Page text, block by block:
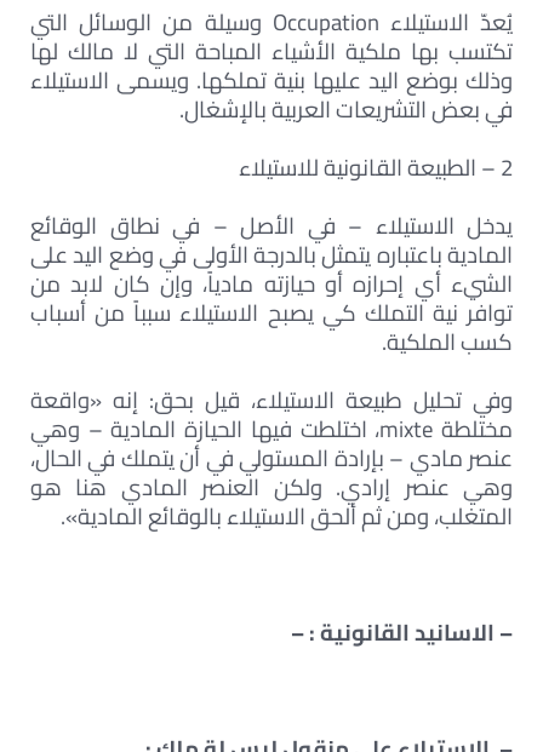
يُعدّ الاستيلاء Occupation وسيلة من الوسائل التي
تكتسب بها ملكية الأشياء المباحة التي لا مالك لها
وذلك بوضع اليد عليها بنية تملكها. ويسمى الاستيلاء
في بعض التشريعات العربية بالإشغال.
2 – الطبيعة القانونية للاستيلاء
يدخل الاستيلاء – في الأصل – في نطاق الوقائع
المادية باعتباره يتمثل بالدرجة الأولى في وضع اليد على
الشيء أي إحرازه أو حيازته مادياً، وإن كان لابد من
توافر نية التملك كي يصبح الاستيلاء سبباً من أسباب
كسب الملكية.
وفي تحليل طبيعة الاستيلاء، قيل بحق: إنه «واقعة
مختلطة mixte، اختلطت فيها الحيازة المادية – وهي
عنصر مادي – بإرادة المستولي في أن يتملك في الحال،
وهي عنصر إرادي. ولكن العنصر المادي هنا هو
المتغلب، ومن ثم ألحق الاستيلاء بالوقائع المادية».
– الاسانيد القانونية : –